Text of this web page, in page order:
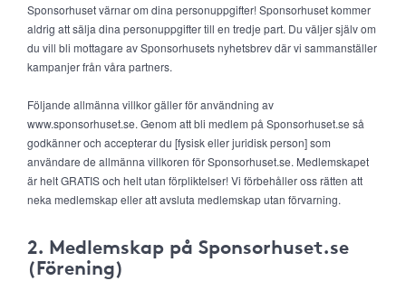
Sponsorhuset värnar om dina personuppgifter! Sponsorhuset kommer
aldrig att sälja dina personuppgifter till en tredje part. Du väljer själv om
du vill bli mottagare av Sponsorhusets nyhetsbrev där vi sammanställer
kampanjer från våra partners.
Följande allmänna villkor gäller för användning av
www.sponsorhuset.se. Genom att bli medlem på Sponsorhuset.se så
godkänner och accepterar du [fysisk eller juridisk person] som
användare de allmänna villkoren för Sponsorhuset.se. Medlemskapet
är helt GRATIS och helt utan förpliktelser! Vi förbehåller oss rätten att
neka medlemskap eller att avsluta medlemskap utan förvarning.
2. Medlemskap på Sponsorhuset.se
(Förening)